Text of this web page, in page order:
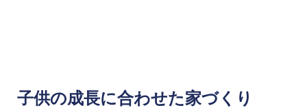
子供の成長に合わせた家づくり